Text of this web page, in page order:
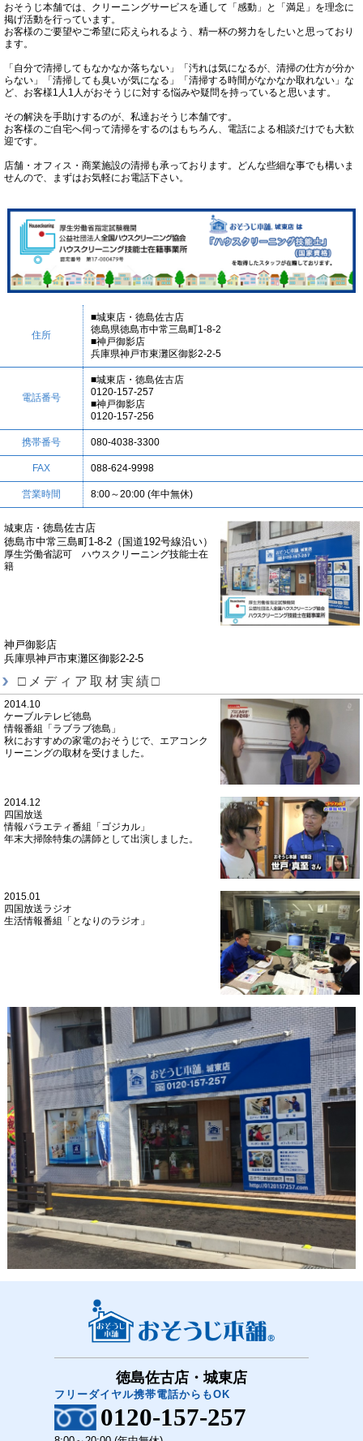
おそうじ本舗では、クリーニングサービスを通して「感動」と「満足」を理念に
掲げ活動を行っています。
お客様のご要望やご希望に応えられるよう、精一杯の努力をしたいと思っており
ます。
「自分で清掃してもなかなか落ちない」「汚れは気になるが、清掃の仕方が分か
らない」「清掃しても臭いが気になる」「清掃する時間がなかなか取れない」な
ど、お客様1人1人がおそうじに対する悩みや疑問を持っていると思います。
その解決を手助けするのが、私達おそうじ本舗です。
お客様のご自宅へ伺って清掃をするのはもちろん、電話による相談だけでも大歓
迎です。
店舗・オフィス・商業施設の清掃も承っております。どんな些細な事でも構いま
せんので、まずはお気軽にお電話下さい。
住所
■城東店・徳島佐古店
徳島県徳島市中常三島町1-8-2
■神戸御影店
兵庫県神戸市東灘区御影2-2-5
電話番号
■城東店・徳島佐古店
0120-157-257
■神戸御影店
0120-157-256
携帯番号 080-4038-3300
FAX 088-624-9998
営業時間 8:00～20:00 (年中無休)
城東店・ 徳島佐古店
徳島市中常三島町1-8-2（国道192号線沿い）
厚生労働省認可 ハウスクリーニング技能士在
籍
神戸御影店
兵庫県神戸市東灘区御影2-2-5
□メディア取材実績□
2014.10
ケーブルテレビ徳島
情報番組「ラブラブ徳島」
秋におすすめの家電のおそうじで、エアコンク
リーニングの取材を受けました。
2014.12
四国放送
情報バラエティ番組「ゴジカル」
年末大掃除特集の講師として出演しました。
2015.01
四国放送ラジオ
生活情報番組「となりのラジオ」
徳島佐古店・城東店
フリーダイヤル携帯電話からもOK
0120-157-257